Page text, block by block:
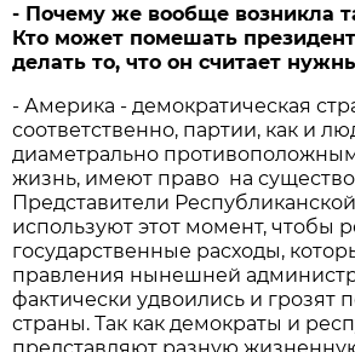
- Почему же вообще возникла
Кто может помешать
делать то, что он считает
- Америка - демократическая
соответственно, партии, как и
диаметрально
жизнь, имеют право на
Представители
используют этот момент, чтобы
государственные расходы,
правления нынешней
фактически удвоились и грозят
страны. Так как демократы и